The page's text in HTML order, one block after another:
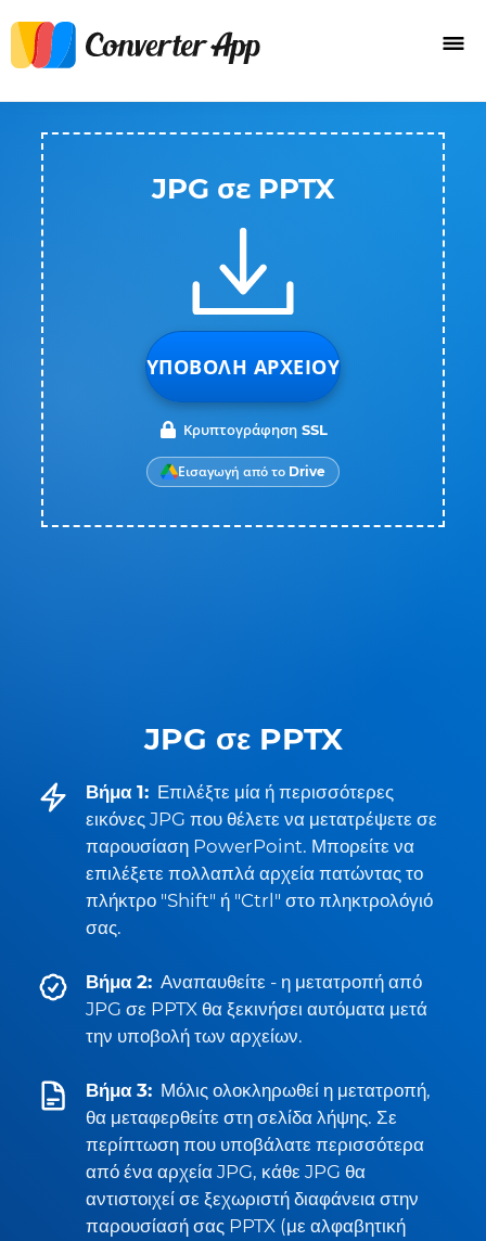
JPG σε PPTX
Βήμα 1: Επιλέξτε μία ή περισσότερες
εικόνες JPG που θέλετε να μετατρέψετε σε
παρουσίαση PowerPoint. Μπορείτε να
επιλέξετε πολλαπλά αρχεία πατώντας το
πλήκτρο "Shift" ή "Ctrl" στο πληκτρολόγιό
σας.
Βήμα 2: Αναπαυθείτε - η μετατροπή από
JPG σε PPTX θα ξεκινήσει αυτόματα μετά
την υποβολή των αρχείων.
Βήμα 3: Μόλις ολοκληρωθεί η μετατροπή,
θα μεταφερθείτε στη σελίδα λήψης. Σε
περίπτωση που υποβάλατε περισσότερα
από ένα αρχεία JPG, κάθε JPG θα
αντιστοιχεί σε ξεχωριστή διαφάνεια στην
παρουσίασή σας PPTX (με αλφαβητική
JPG σε PPTX
ΥΠΟΒΟΛΉ ΑΡΧΕΊΟΥ
Κρυπτογράφηση SSL
Εισαγωγή από το Drive